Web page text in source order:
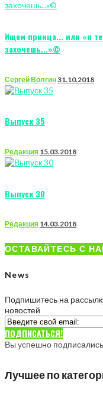
Ищем принца... или «я
захочешь...»©
Сергей Волгин31.10.2018
Выпуск 35
Редакция 15.03.2018
Выпуск 30
Редакция 14.03.2018
ОСТАВАЙТЕСЬ С
News
Подпишитесь на
новостей
ПОДПИСАТЬСЯ!
Вы успешно
Лучшее по